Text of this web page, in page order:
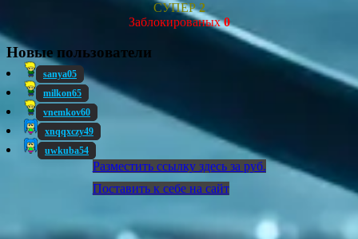
СУПЕР2
Заблокированых0
Новые пользователи
sanya05
milkon65
vnemkov60
xnqqxczy49
uwkuba54
Разместить ссылку здесь за руб.
Поставить к себе на сайт